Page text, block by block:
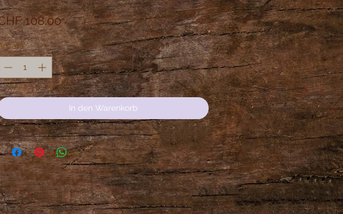
108.00Preis
*
In den Warenkorb